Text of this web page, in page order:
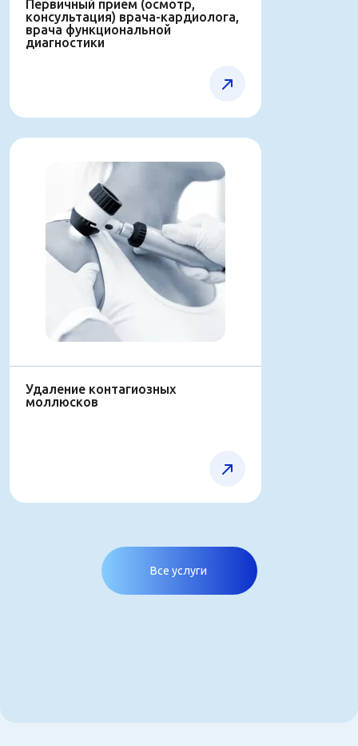
Первичный прием (осмотр,
консультaция) врача-кардиолога,
врача функциональной
диагностики
Удаление контагиозных
моллюсков
Все услуги